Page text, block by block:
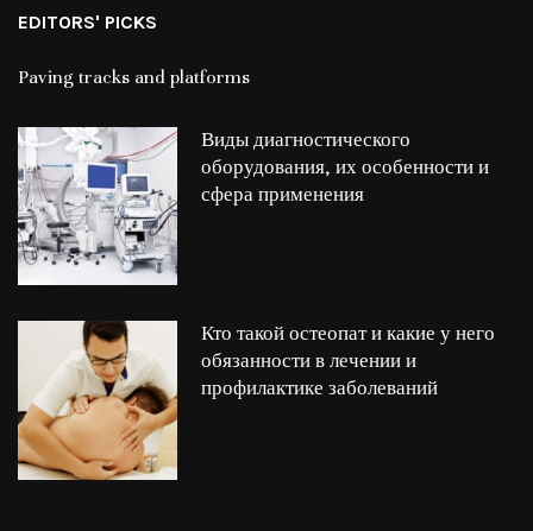
EDITORS' PICKS
Paving tracks and platforms
Виды диагностического
оборудования, их особенности и
сфера применения
Кто такой остеопат и какие у него
обязанности в лечении и
профилактике заболеваний